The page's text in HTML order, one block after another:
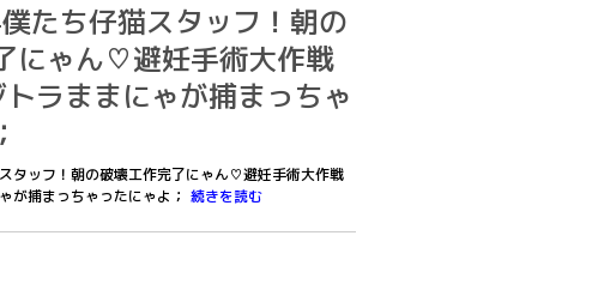
たち仔猫スタッフ！朝の
にゃん♡避妊手術大作戦
ラままにゃが捕まっちゃ
ッフ！朝の破壊工作完了にゃん♡避妊手術大作戦
が捕まっちゃったにゃよ； 続きを読む